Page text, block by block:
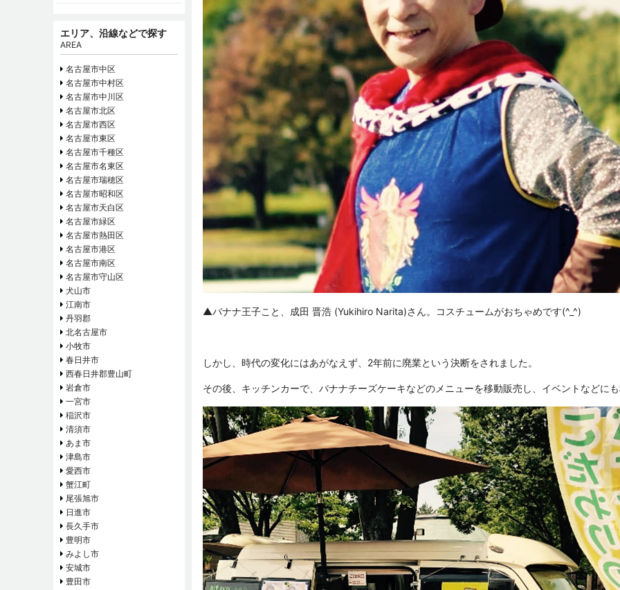
▲バナナ王子こと、成田 晋浩 (Yukihiro Narita)さん。コスチュームがおちゃめです(^_^)
しかし、時代の変化にはあがなえず、2年前に廃業という決断をされました。
その後、キッチンカーで、バナナチーズケーキなどのメニューを移動販売し、イベントなどに
エリア、沿線などで探す
AREA
名古屋市中区
名古屋市中村区
名古屋市中川区
名古屋市北区
名古屋市西区
名古屋市東区
名古屋市千種区
名古屋市名東区
名古屋市瑞穂区
名古屋市昭和区
名古屋市天白区
名古屋市緑区
名古屋市熱田区
名古屋市港区
名古屋市南区
名古屋市守山区
犬山市
江南市
丹羽郡
北名古屋市
小牧市
春日井市
西春日井郡豊山町
岩倉市
一宮市
稲沢市
清須市
あま市
津島市
愛西市
蟹江町
尾張旭市
日進市
長久手市
豊明市
みよし市
安城市
豊田市